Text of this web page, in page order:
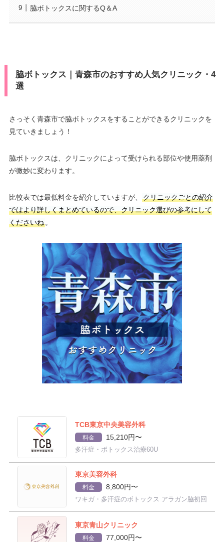
脇ボトックスに関するQ＆A
脇ボトックス｜青森市のおすすめ人気クリニック・4
選
さっそく青森市で脇ボトックスをすることができるクリニックを
見ていきましょう！
脇ボトックスは、クリニックによって受けられる部位や使用薬剤
が微妙に変わります。
比較表では最低料金を紹介していますが、
クリニックごとの紹介
ではより詳しくまとめているので、クリニック選びの参考にして
くださいね。
TCB東京中央美容外科
料金 15,210円〜
多汗症・ボトックス治療60U
東京美容外科
料金 8,800円〜
ワキガ・多汗症のボトックス アラガン脇初回
東京青山クリニック
料金 77,000円〜